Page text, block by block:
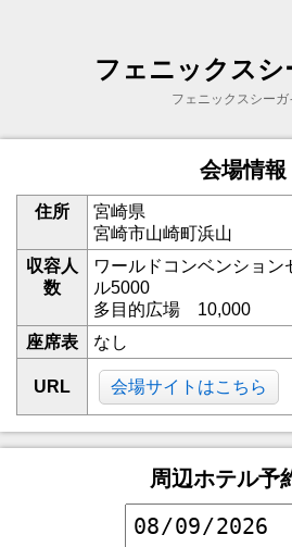
フェニックスシ
フェニックスシーガ
会場情報
住所
宮崎県
宮崎市山崎町浜山
収容人
数
ワールドコンベンション
ル5000
多目的広場 10,000
座席表
なし
URL 会場サイトはこちら
周辺ホテル予